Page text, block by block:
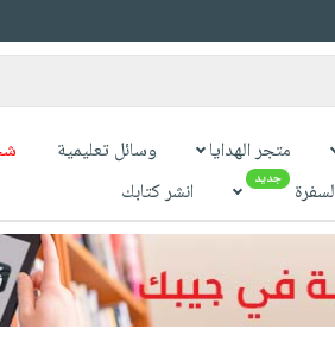
متجر الهدايا وسائل تعليمية
جديد انشر كتابك